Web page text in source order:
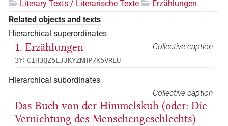
Literary Texts / Literarische Texte
Erzählungen
Related objects and texts
Hierarchical superordinates
Collective caption
1. Erzählungen
3YFCIH3QZ5EJJKYZNHP7K5VREU
Hierarchical subordinates
Collective caption
Das Buch von der Himmelskuh (oder: Die
Vernichtung des Menschengeschlechts)